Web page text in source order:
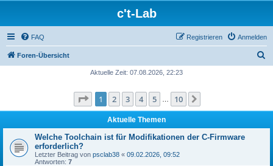
c't-Lab
FAQ Anmelden
Registrieren
Foren-Übersicht
e
Aktuelle Zeit: 07.08.2026, 22:23
Seite 1von 10
1 2 3 4 5 10
Aktuelle Themen
Welche Toolchain ist für Modifikationen der C-Firmware
erforderlich?
Letzter Beitrag von psclab38 « 09.02.2026, 09:52
Antworten: 7